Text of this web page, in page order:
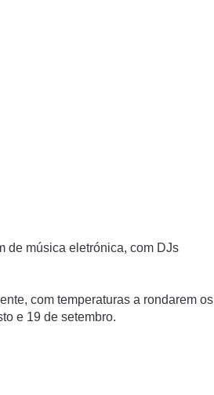
de música eletrónica, com DJs
com temperaturas a rondarem os
e 19 de setembro.